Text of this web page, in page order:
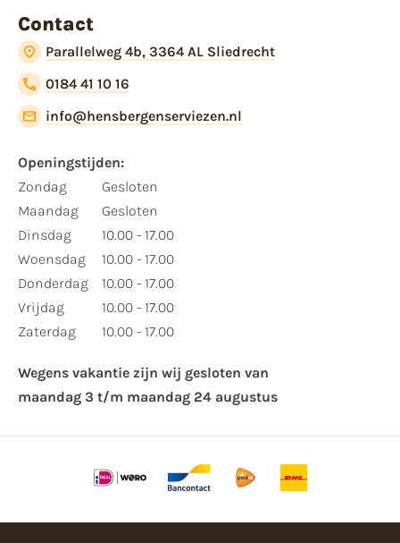
Contact
Parallelweg 4b, 3364 AL Sliedrecht
0184 41 10 16
info@hensbergenserviezen.nl
Openingstijden:​
​Zondag
Maandag
Dinsdag
Woensdag
Donderdag
Vrijdag
Zaterdag
Gesloten
Gesloten
10.00 - 17.00
10.00 - 17.00
10.00 - 17.00
10.00 - 17.00
10.00 - 17.00
Wegens vakantie zijn wij gesloten van ​
maandag 3 t/m maandag 24 augustus